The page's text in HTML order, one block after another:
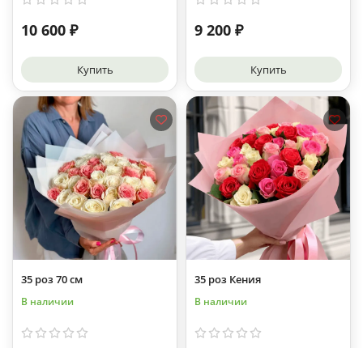
10 600 ₽
Купить
9 200 ₽
Купить
35 роз 70 см
В наличии
35 роз Кения
В наличии